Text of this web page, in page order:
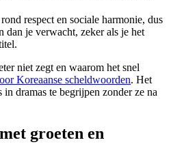
respect en sociale harmonie, dus
dan je verwacht, zeker als je het
niet zegt en waarom het snel
Koreaanse scheldwoorden. Het
dramas te begrijpen zonder ze na
groeten en